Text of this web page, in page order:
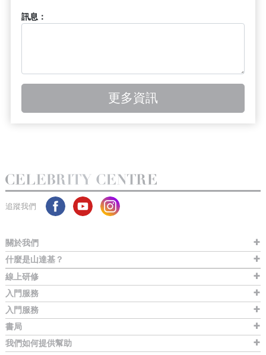
訊息：
更多資訊
追蹤我們
關於我們
什麼是山達基？
線上研修
入門服務
入門服務
書局
我們如何提供幫助